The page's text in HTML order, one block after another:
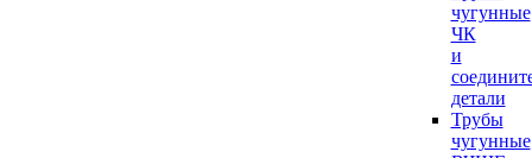
чугунные
ЧК
и
детали
Трубы
чугунные